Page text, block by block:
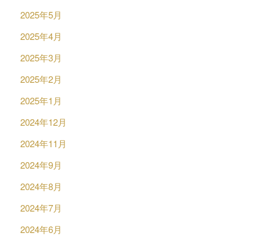
2025年5月
2025年4月
2025年3月
2025年2月
2025年1月
2024年12月
2024年11月
2024年9月
2024年8月
2024年7月
2024年6月